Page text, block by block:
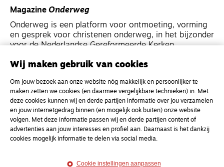
Magazine Onderweg
Onderweg is een platform voor ontmoeting, vorming
en gesprek voor christenen onderweg, in het bijzonder
voor de Nederlandse Gereformeerde Kerken.
Magazine
Onderweg
Kvk-nummer 33277063
NL46 INGB 0117 5827 86
info@onderwegonline.nl
Wij maken gebruik van cookies
Om jouw bezoek aan onze website nóg makkelijk en persoonlijker te
maken zetten we cookies (en daarmee vergelijkbare technieken) in. Met
deze cookies kunnen wij en derde partijen informatie over jou verzamelen
en jouw internetgedrag binnen (en mogelijk ook buiten) onze website
volgen. Met deze informatie passen wij en derde partijen content of
advertenties aan jouw interesses en profiel aan. Daarnaast is het dankzij
cookies mogelijk informatie te delen via social media.
Cookie instellingen aanpassen